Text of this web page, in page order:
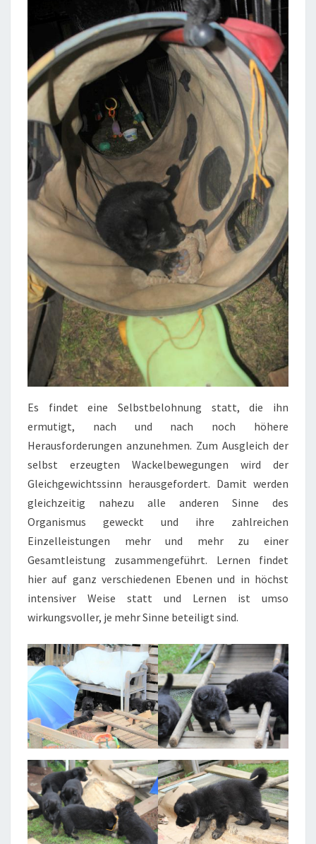
Es findet eine Selbstbelohnung statt, die ihn
ermutigt, nach und nach noch höhere
Herausforderungen anzunehmen. Zum Ausgleich der
selbst erzeugten Wackelbewegungen wird der
Gleichgewichtssinn herausgefordert. Damit werden
gleichzeitig nahezu alle anderen Sinne des
Organismus geweckt und ihre zahlreichen
Einzelleistungen mehr und mehr zu einer
Gesamtleistung zusammengeführt. Lernen findet
hier auf ganz verschiedenen Ebenen und in höchst
intensiver Weise statt und Lernen ist umso
wirkungsvoller, je mehr Sinne beteiligt sind.